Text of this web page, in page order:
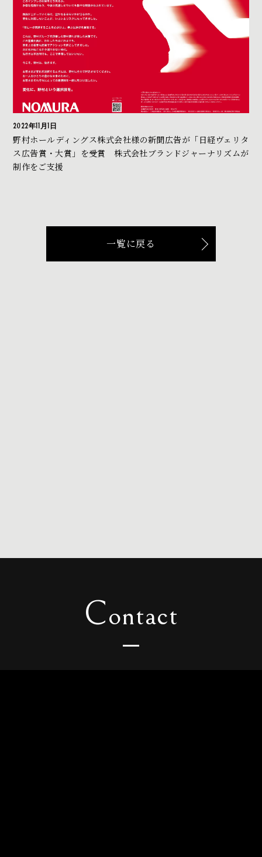
2022年11月1日
野村ホールディングス株式会社様の新聞広告が「日経ヴェリタ
ス広告賞・大賞」を受賞 株式会社ブランドジャーナリズムが
制作をご支援
一覧に戻る
Contact